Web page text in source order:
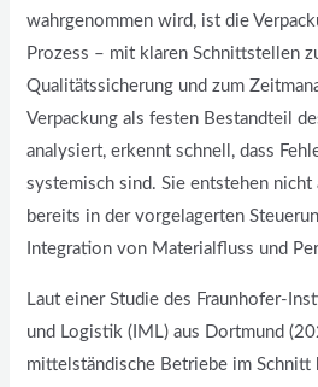
wahrgenommen wird, ist die
Prozess – mit klaren Schnittstellen
Qualitätssicherung und zum
Verpackung als festen Bestandteil
analysiert, erkennt schnell, dass
systemisch sind. Sie entstehen nicht
bereits in der vorgelagerten
Integration von Materialfluss und
Laut einer Studie des Fraunhofer-
und Logistik (IML) aus Dortmund
mittelständische Betriebe im Schnitt